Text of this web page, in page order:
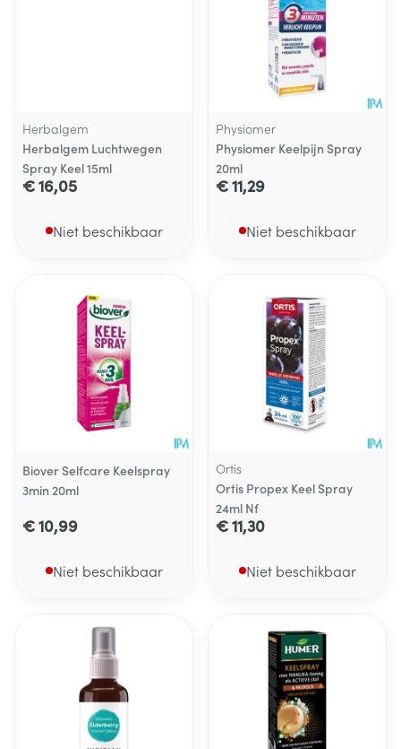
Herbalgem
Herbalgem Luchtwegen
Spray Keel 15ml
€ 16,05
Niet beschikbaar
Physiomer
Physiomer Keelpijn Spray
20ml
€ 11,29
Niet beschikbaar
Biover Selfcare Keelspray
3min 20ml
€ 10,99
Niet beschikbaar
Ortis
Ortis Propex Keel Spray
24ml Nf
€ 11,30
Niet beschikbaar